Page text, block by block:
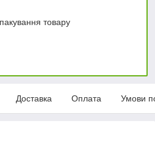
товару
Доставка Оплата Умови